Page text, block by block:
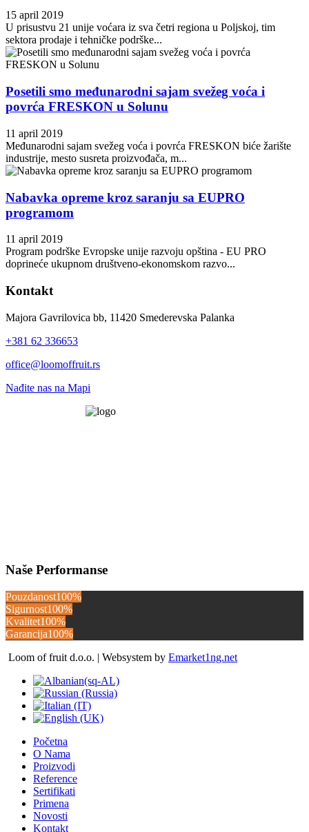
15 april 2019
U prisustvu 21 unije voćara iz sva četri regiona u Poljskoj, tim
sektora prodaje i tehničke podrške...
Posetili smo međunarodni sajam svežeg voća i
povrća FRESKON u Solunu
11 april 2019
Međunarodni sajam svežeg voća i povrća FRESKON biće žarište
industrije, mesto susreta proizvođača, m...
Nabavka opreme kroz saranju sa EUPRO
programom
11 april 2019
Program podrške Evropske unije razvoju opština - EU PRO
doprineće ukupnom društveno-ekonomskom razvo...
Kontakt
Majora Gavrilovica bb, 11420 Smederevska Palanka
+381 62 336653
office@loomoffruit.rs
Nađite nas na Mapi
Naše Performanse
Pouzdanost100%
Sigurnost100%
Kvalitet100%
Garancija100%
Loom of fruit d.o.o. | Websystem by Emarket1ng.net
Početna
O Nama
Proizvodi
Reference
Sertifikati
Primena
Novosti
Kontakt